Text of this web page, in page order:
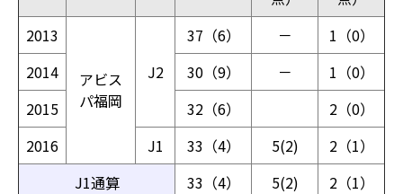
2013
アビス
パ福岡
J2
37（6） －
1（0）
2014
30（9） －
1（0）
2015
32（6）
2（0）
2016
J1 33（4） 5(2)
2（1）
J1通算
33（4） 5(2)
2（1）